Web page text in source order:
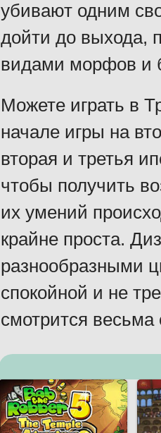
убивают одним
дойти до выхода,
видами морфов и
Можете играть в
начале игры на
вторая и третья
чтобы получить
их умений
крайне проста.
разнообразными
спокойной и не
смотрится весьма